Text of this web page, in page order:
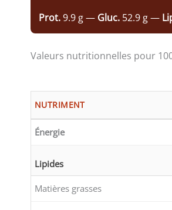
Prot.9.9 g — Gluc. 52.9 g —
Valeurs nutritionnelles pour
NUTRIMENT
Énergie
Lipides
Matières grasses